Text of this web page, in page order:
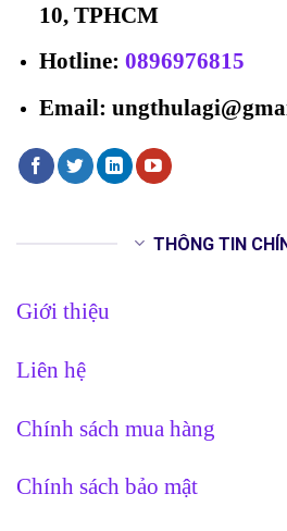
10, TPHCM
Hotline: 0896976815
Email:
THÔNG TIN
Giới thiệu
Liên hệ
Chính sách mua hàng
Chính sách bảo mật